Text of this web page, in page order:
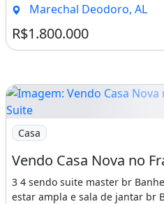
Marechal Deodoro, AL
R$1.800.000
Imagem: Vendo Casa Nova
Casa
3 4 sendo suite master br
estar ampla e sala de jantar br